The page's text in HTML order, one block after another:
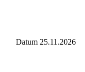
Datum 25.11.2026